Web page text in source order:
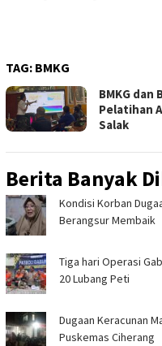
TAG: BMKG
BMKG dan
Pelatihan
Salak
Berita Banyak
‎Kondisi Korban
Berangsur Membaik ‎
Tiga hari Operasi
20 Lubang Peti
‎Dugaan Keracunan
Puskemas Ciherang ‎